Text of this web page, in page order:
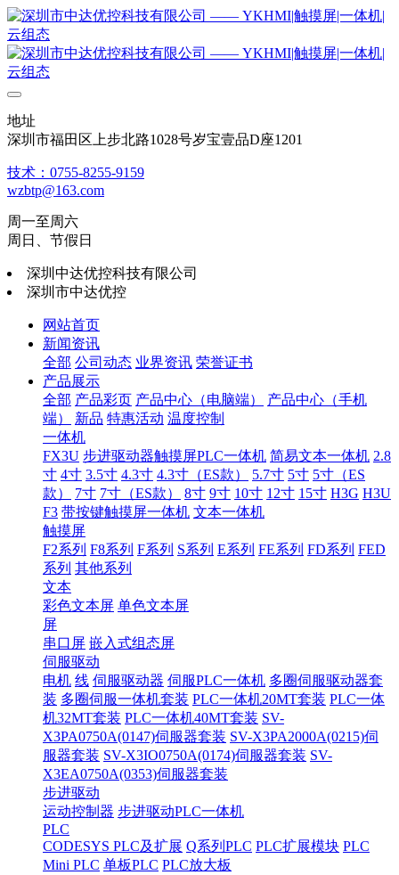
地址
深圳市福田区上步北路1028号岁宝壹品D座1201
技术：0755-8255-9159
wzbtp@163.com
周一至周六
周日、节假日
深圳中达优控科技有限公司
深圳市中达优控
网站首页
新闻资讯
全部 公司动态 业界资讯 荣誉证书
产品展示
全部 产品彩页 产品中心（电脑端）
产品中心（手机
端）
新品 特惠活动 温度控制
一体机
FX3U 步进驱动器触摸屏PLC一体机 简易文本一体机 2.8
寸 4寸 3.5寸 4.3寸 4.3寸（ES款） 5.7寸 5寸 5寸（ES
款）
7寸 7寸（ES款） 8寸 9寸 10寸 12寸 15寸 H3G H3U
F3 带按键触摸屏一体机 文本一体机
触摸屏
F2系列 F8系列 F系列 S系列 E系列 FE系列 FD系列 FED
系列 其他系列
文本
彩色文本屏 单色文本屏
屏
串口屏 嵌入式组态屏
伺服驱动
电机 线 伺服驱动器 伺服PLC一体机 多圈伺服驱动器套
装 多圈伺服一体机套装 PLC一体机20MT套装 PLC一体
机32MT套装 PLC一体机40MT套装 SV-
X3PA0750A(0147)伺服器套装 SV-X3PA2000A(0215)伺
服器套装 SV-X3IO0750A(0174)伺服器套装 SV-
X3EA0750A(0353)伺服器套装
步进驱动
运动控制器 步进驱动PLC一体机
PLC
CODESYS PLC及扩展 Q系列PLC PLC扩展模块 PLC
Mini PLC 单板PLC PLC放大板